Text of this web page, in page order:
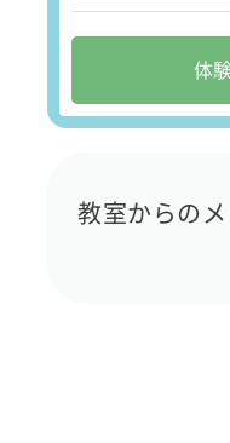
体
教室からの